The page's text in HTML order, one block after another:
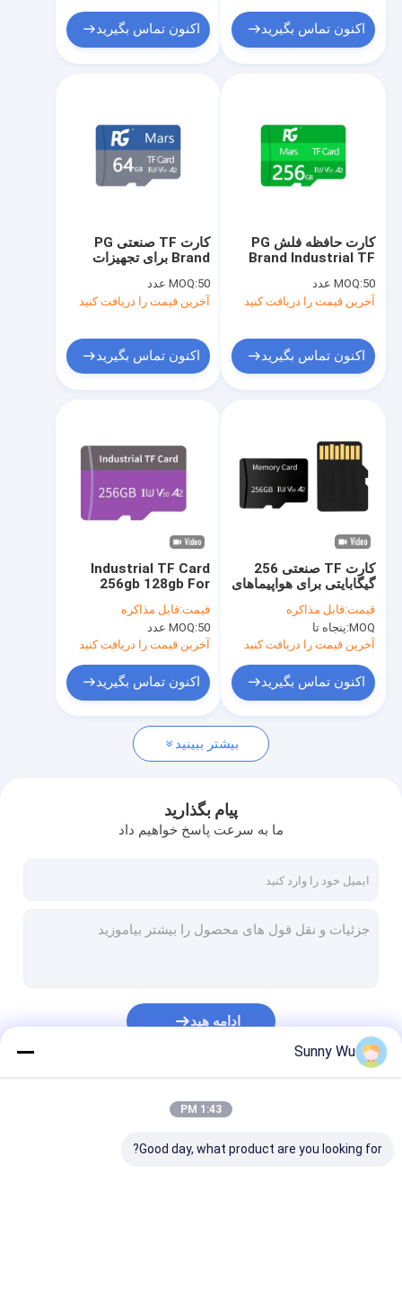
محصولات
کنترل کیفیت
با ما تماس بگیرید
eMMC5.1
اکنون تماس بگیرید اکنون تماس بگیرید
کارت TF صنعتی PG
Brand برای تجهیزات
SD 256 128 64
گیگابایتی
MOQ:50 عدد
آخرین قیمت را دریافت کنید
اکنون تماس بگیرید
کارت حافظه فلش PG
Brand Industrial TF
سرعت خواندن 160
MOQ:50 عدد
آخرین قیمت را دریافت کنید
اکنون تماس بگیرید
Industrial TF Card
256gb 128gb For
Pocket Digital Video
Recorder
قیمت:قابل مذاکره
MOQ:50 عدد
آخرین قیمت را دریافت کنید
اکنون تماس بگیرید
کارت TF صنعتی 256
گیگابایتی برای هواپیماهای
دوربین دوگانه 32
128 گیگابایتی کارت SD
4K
قیمت:قابل مذاکره
MOQ: پنجاه تا
آخرین قیمت را دریافت کنید
اکنون تماس بگیرید
بیشتر ببینید
پیام بگذارید
ما به سرعت پاسخ خواهیم داد
ادامه هید
Sunny Wu
1:43 PM
Good day, what product are you looking for?